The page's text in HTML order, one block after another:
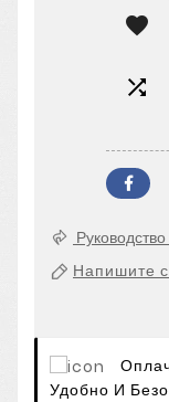


Напишите
Удобно И